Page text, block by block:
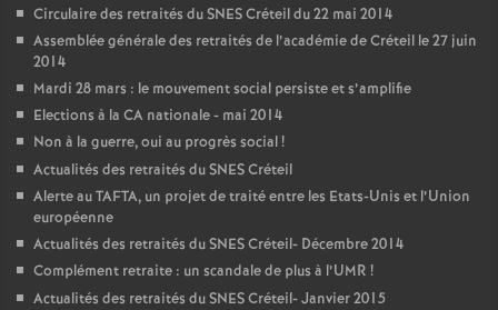
Circulaire des retraités duSNESCréteil du 22 mai 2014
Assemblée générale des retraités de l’académie de Créteil le 27 juin
2014
Mardi 28 mars : le mouvement social persiste et s’amplifie
Elections à la CA nationale - mai 2014
Non à la guerre, oui au progrès social!
Actualités des retraités duSNESCréteil
Alerte auTAFTA, un projet de traité entre les Etats-Unis et l’Union
européenne
Actualités des retraités duSNESCréteil- Décembre 2014
Complément retraite : un scandale de plus à l’UMR !
Actualités des retraités duSNESCréteil- Janvier 2015